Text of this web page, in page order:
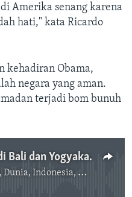
Amerika senang karena
hati," kata Ricardo
kehadiran Obama,
negara yang aman.
terjadi bom bunuh
Usai Menikmati Liburan di Bali dan Yogyakarta, Obama Penuhi Undangan Jokowi
Diaspora Indonesia di AS
available